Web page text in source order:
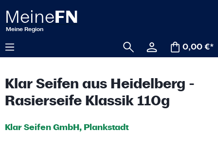
springen
0,00 €*
Klar Seifen aus Heidelberg -
Rasierseife Klassik 110g
Klar Seifen GmbH, Plankstadt